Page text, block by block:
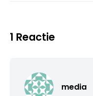
1 Reactie
media